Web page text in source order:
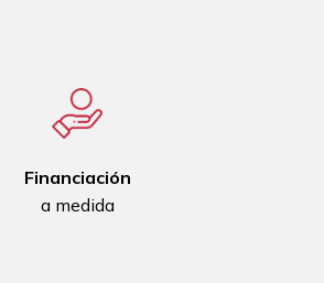
Financiación
a medida